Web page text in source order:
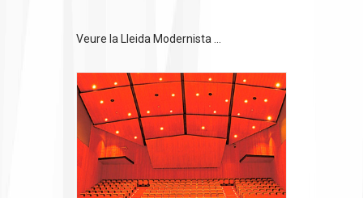
Veure la Lleida Modernista ...